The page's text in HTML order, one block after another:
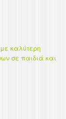
καλύτερη
σε παιδιά και